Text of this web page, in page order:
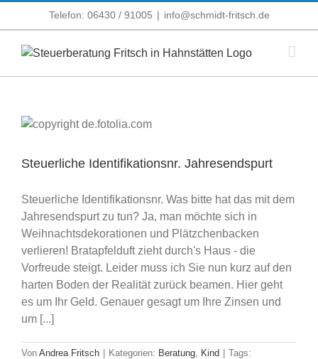
Telefon: 06430 / 91005 | info@schmidt-fritsch.de
Steuerliche Identifikationsnr. Jahresendspurt
Steuerliche Identifikationsnr. Was bitte hat das mit dem
Jahresendspurt zu tun? Ja, man möchte sich in
Weihnachtsdekorationen und Plätzchenbacken
verlieren! Bratapfelduft zieht durch's Haus - die
Vorfreude steigt. Leider muss ich Sie nun kurz auf den
harten Boden der Realität zurück beamen. Hier geht
es um Ihr Geld. Genauer gesagt um Ihre Zinsen und
um [...]
Von Andrea Fritsch Kategorien: Beratung Kind
Tags: